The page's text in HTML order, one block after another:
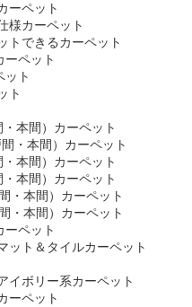
ーペット
様カーペット
トできるカーペット
ーペット
ット
ト
本間）カーペット
・本間）カーペット
本間）カーペット
本間）カーペット
・本間）カーペット
・本間）カーペット
ーペット
ット＆タイルカーペット
イボリー系カーペット
ーペット